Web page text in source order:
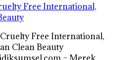
Free International,
Free International,
Clean Beauty